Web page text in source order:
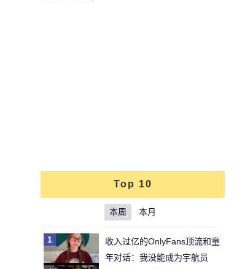
Top 10
本周 本月
1
收入过亿的OnlyFans顶流和童
年对话：我没能成为宇航员